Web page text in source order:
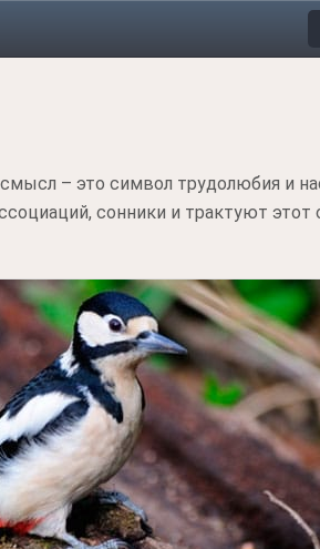
– это символ трудолюбия и
сонники и трактуют этот